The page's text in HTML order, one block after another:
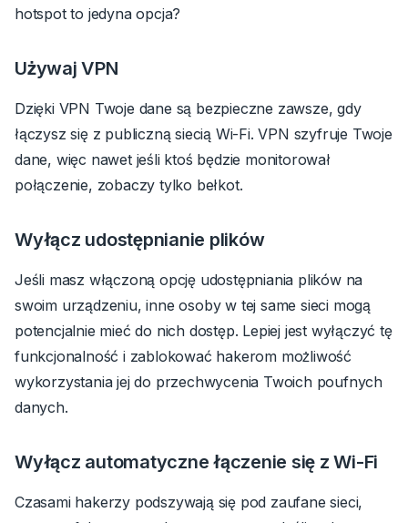
hotspot to jedyna opcja?
Używaj VPN
Dzięki VPN Twoje dane są bezpieczne zawsze, gdy
łączysz się z publiczną siecią Wi-Fi. VPN szyfruje Twoje
dane, więc nawet jeśli ktoś będzie monitorował
połączenie, zobaczy tylko bełkot.
Wyłącz udostępnianie plików
Jeśli masz włączoną opcję udostępniania plików na
swoim urządzeniu, inne osoby w tej same sieci mogą
potencjalnie mieć do nich dostęp. Lepiej jest wyłączyć tę
funkcjonalność i zablokować hakerom możliwość
wykorzystania jej do przechwycenia Twoich poufnych
danych.
Wyłącz automatyczne łączenie się z Wi-Fi
Czasami hakerzy podszywają się pod zaufane sieci,